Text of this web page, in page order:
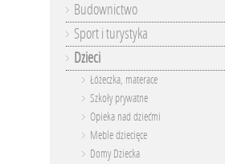
Budownictwo
Sport i turystyka
Dzieci
Łóżeczka, materace
Szkoły prywatne
Opieka nad dziećmi
Meble dziecięce
Domy Dziecka